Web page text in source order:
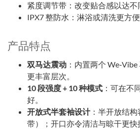
紧度调节带：改变贴合感以达不
IPX7 整防水：淋浴或清洗更方便
产品特点
双马达震动 ：内置两个
更丰富层次。
10 段强度 + 10 种模式 ：可在不
好。
开放式半套袖设计：半开放结
带）；开口亦令清洁与晾干更快